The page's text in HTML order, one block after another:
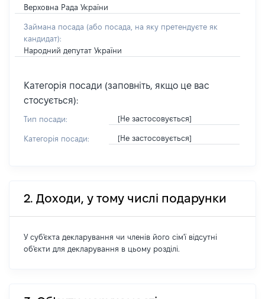
Верховна Рада України
Займана посада (або посада, на яку претендуєте як
кандидат):
Народний депутат України
Категорія посади (заповніть, якщо це вас
стосується):
Тип посади: [Не застосовується]
Категорія посади: [Не застосовується]
2. Доходи, у тому числі подарунки
У суб'єкта декларування чи членів його сім'ї відсутні
об'єкти для декларування в цьому розділі.